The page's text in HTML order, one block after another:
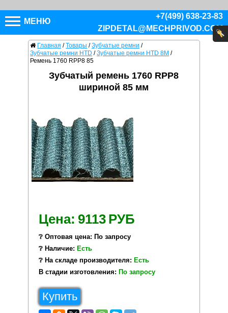
МЕНЮ
+7(499) 638-23-83
ZIPDETAL@MECHPRIVOD.COM
Главная / Товары / Зубчатые ремни /
Зубчатые ремни HTD / Зубчатые ремни HTD 8M /
Ремень 1760 RPP8 85
Зубчатый ремень 1760 RPP8
шириной 85 мм
Цена: 9113 РУБ
❔ Оптовая цена: По запросу
❔ Наличие: Есть
❔ На складе производителя: Есть
В стадии изготовления: По запросу
Купить